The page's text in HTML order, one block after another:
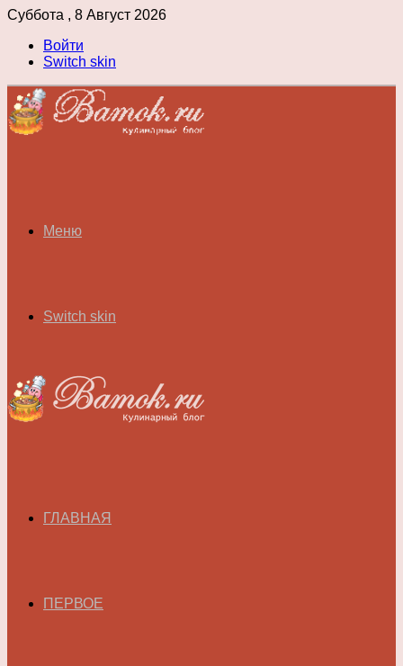
Суббота , 8 Август 2026
Войти
Switch skin
Меню
Switch skin
ГЛАВНАЯ
ПЕРВОЕ